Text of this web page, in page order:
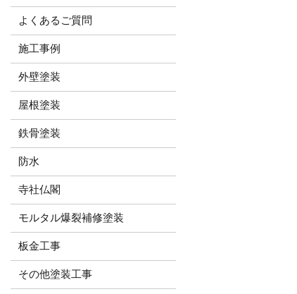
よくあるご質問
施工事例
外壁塗装
屋根塗装
鉄骨塗装
防水
寺社仏閣
モルタル爆裂補修塗装
板金工事
その他塗装工事